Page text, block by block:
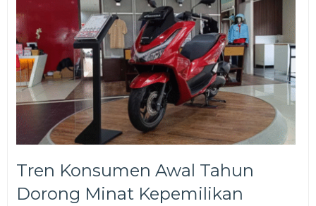
Tren Konsumen Awal Tahun
Dorong Minat Kepemilikan